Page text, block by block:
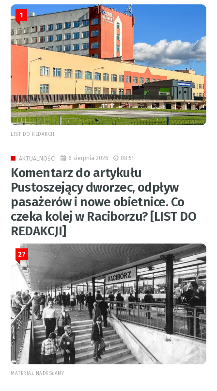
1
LIST DO REDAKCJI
AKTUALNOŚCI 6 sierpnia 2026 08:51
Komentarz do artykułu
Pustoszejący dworzec, odpływ
pasażerów i nowe obietnice. Co
czeka kolej w Raciborzu? [LIST DO
REDAKCJI]
27
MATERIAŁ NADESŁANY